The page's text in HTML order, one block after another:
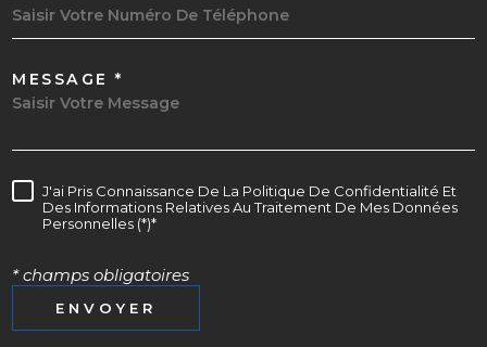
MESSAGE *
J'ai Pris Connaissance De La Politique De Confidentialité Et
Des Informations Relatives Au Traitement De Mes Données
Personnelles (*)*
* champs obligatoires
ENVOYER